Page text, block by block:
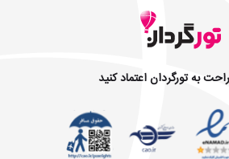
به تورگردان اعتماد کنید